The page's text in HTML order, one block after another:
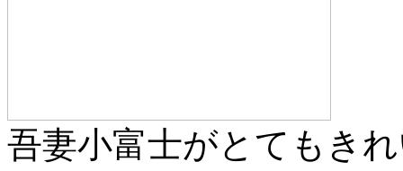
吾妻小富士がとてもき